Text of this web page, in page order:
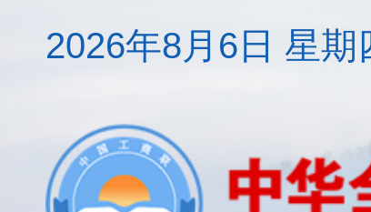
2026年8月6日 星期